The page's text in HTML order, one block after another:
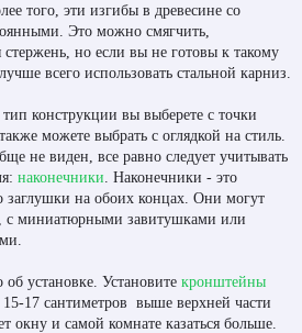
того, эти изгибы в древесине со
Это можно смягчить,
стержень, но если вы не готовы к такому
всего использовать стальной карниз.
конструкции вы выберете с точки
можете выбрать с оглядкой на стиль.
не виден, все равно следует учитывать
наконечники. Наконечники - это
заглушки на обоих концах. Они могут
с миниатюрными завитушками или
установке. Установите кронштейны
17 сантиметров выше верхней части
и самой комнате казаться больше.